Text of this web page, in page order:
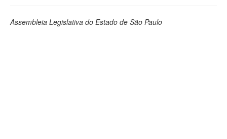
Assembleia Legislativa do Estado de São Paulo